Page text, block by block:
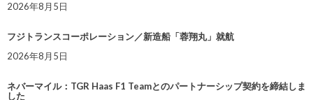
2026年8月5日
フジトランスコーポレーション／新造船「蓉翔丸」就航
2026年8月5日
ネバーマイル：TGR Haas F1 Teamとのパートナーシップ契約を締結しま
した